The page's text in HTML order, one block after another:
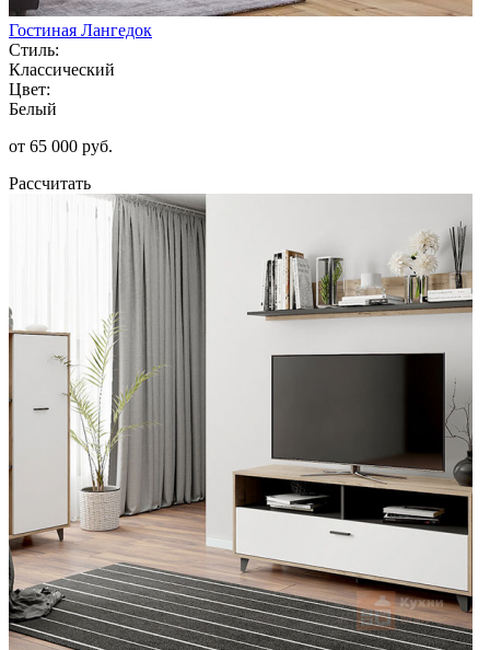
Гостиная Лангедок
Стиль:
Классический
Цвет:
Белый
от 65 000 руб.
Рассчитать